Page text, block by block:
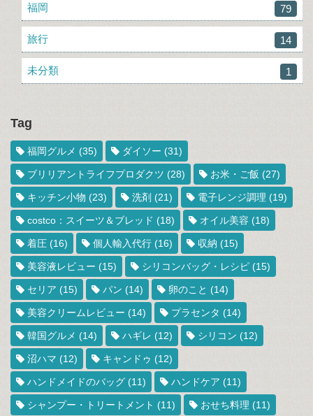
福岡 79
旅行 14
未分類 1
Tag
福岡グルメ (35) ダイソー (31)
ブリリアントライフプロダクツ (28) お米・ご飯 (27)
キッチン小物 (23) 洗剤 (21) 電子レンジ調理 (19)
costco：スイーツ＆ブレッド (18) オイル美容 (18)
着圧 (16) 個人輸入代行 (16) 収納 (15)
美容液レビュー (15) シリコンバッグ・レシピ (15)
セリア (15) パン (14) 卵のこと (14)
美容クリームレビュー (14) プラセンタ (14)
韓国グルメ (14) ハギレ (12) シリコン (12)
沼ハマ (12) キャンドゥ (12)
ハンドメイドのバッグ (11) ハンドケア (11)
シャンプー・トリートメント (11) おせち料理 (11)